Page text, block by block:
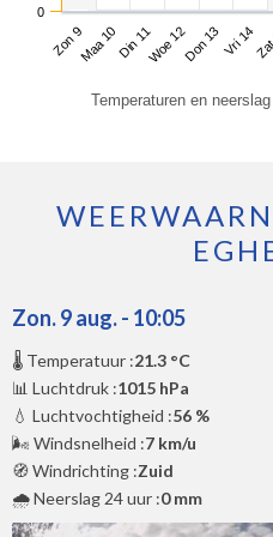
Zon 9Maa 10Din 11Woe 12Don 13Vri 14
0
Temperaturen en
Zon. 9 aug. - 10:05
🌡️ Temperatuur :21.3 °C
📊 Luchtdruk :1015 hPa
💧 Luchtvochtigheid :56 %
🌬️ Windsnelheid :7 km/u
🧭 Windrichting :Zuid
🌧️ Neerslag 24 uur :0 mm